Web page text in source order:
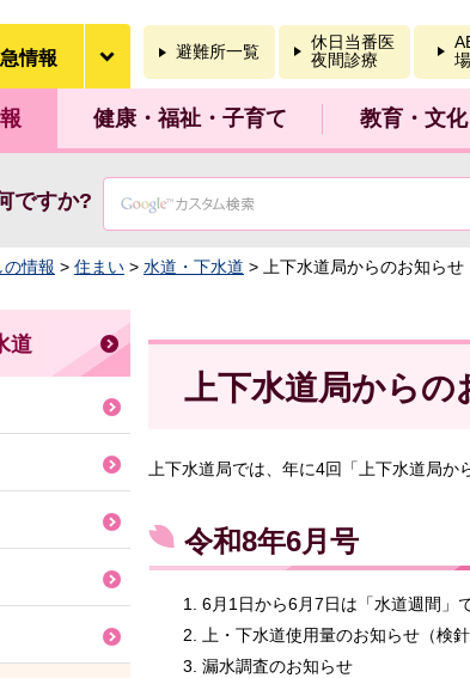
情報 避難所一覧
休日当番医
夜間診療
健康・福祉・子育て 教育・文
ですか?
の情報 > 住まい > 水道・下水道 > 上下水道局からのお知らせ
上下水道局からの
上下水道局では、年に4回「上下水道局
令和8年6月号
6月1日から6月7日は「水道週間」
上・下水道使用量のお知らせ（検
漏水調査のお知らせ
道